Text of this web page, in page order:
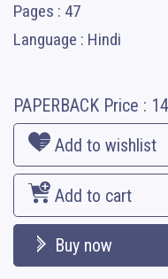
Pages : 47
Language : Hindi
PAPERBACK Price :
Add to wishlist
Add to cart
Buy now